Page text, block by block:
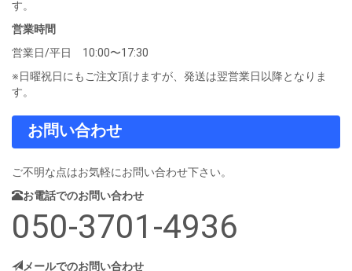
す。
営業時間
営業日/平日 10:00〜17:30
※日曜祝日にもご注文頂けますが、発送は翌営業日以降となりま
す。
お問い合わせ
ご不明な点はお気軽にお問い合わせ下さい。
お電話でのお問い合わせ
050-3701-4936
メールでのお問い合わせ